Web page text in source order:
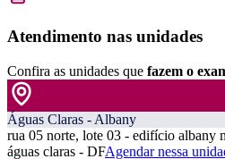
Atendimento nas unidades
Confira as unidades que fazem o
Águas Claras - Albany
rua 05 norte, lote 03 - edifício albany
águas claras - DFAgendar nessa